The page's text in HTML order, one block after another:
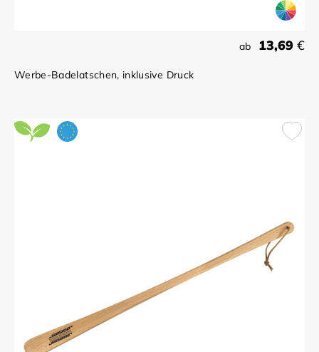
ab 13,69 €
Werbe-Badelatschen, inklusive Druck